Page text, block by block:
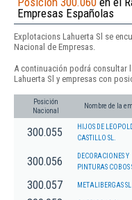
Empresas Españolas
Explotacions Lahuerta Sl se
Nacional de Empresas.
A continuación podrá consultar
Lahuerta Sl y empresas con
Posición
Nacional
Nombre de la
300.055
HIJOS DE
CASTILLO SL.
300.056
DECORACIONES Y
PINTURAS COBOS
300.057 METALIBERGAS SL